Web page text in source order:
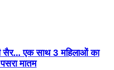
सैर... एक साथ 3 महिलाओं का
मातम